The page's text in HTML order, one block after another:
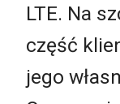
LTE. Na
część
jego